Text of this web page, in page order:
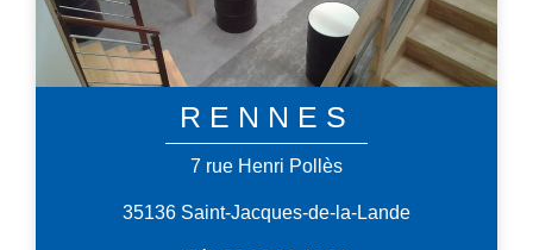
RENNES
7 rue Henri Pollès
35136 Saint-Jacques-de-la-Lande